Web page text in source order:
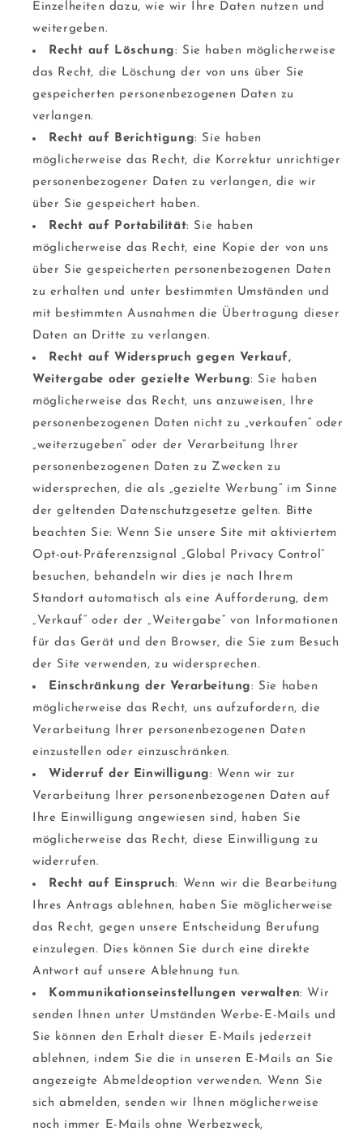
Einzelheiten dazu, wie wir Ihre Daten nutzen und
weitergeben.
Recht auf Löschung: Sie haben möglicherweise
das Recht, die Löschung der von uns über Sie
gespeicherten personenbezogenen Daten zu
verlangen.
Recht auf Berichtigung: Sie haben
möglicherweise das Recht, die Korrektur unrichtiger
personenbezogener Daten zu verlangen, die wir
über Sie gespeichert haben.
Recht auf Portabilität: Sie haben
möglicherweise das Recht, eine Kopie der von uns
über Sie gespeicherten personenbezogenen Daten
zu erhalten und unter bestimmten Umständen und
mit bestimmten Ausnahmen die Übertragung dieser
Daten an Dritte zu verlangen.
Recht auf Widerspruch gegen Verkauf,
Weitergabe oder gezielte Werbung: Sie haben
möglicherweise das Recht, uns anzuweisen, Ihre
personenbezogenen Daten nicht zu „verkaufen“ oder
„weiterzugeben“ oder der Verarbeitung Ihrer
personenbezogenen Daten zu Zwecken zu
widersprechen, die als „gezielte Werbung“ im Sinne
der geltenden Datenschutzgesetze gelten. Bitte
beachten Sie: Wenn Sie unsere Site mit aktiviertem
Opt-out-Präferenzsignal „Global Privacy Control“
besuchen, behandeln wir dies je nach Ihrem
Standort automatisch als eine Aufforderung, dem
„Verkauf“ oder der „Weitergabe“ von Informationen
für das Gerät und den Browser, die Sie zum Besuch
der Site verwenden, zu widersprechen.
Einschränkung der Verarbeitung: Sie haben
möglicherweise das Recht, uns aufzufordern, die
Verarbeitung Ihrer personenbezogenen Daten
einzustellen oder einzuschränken.
Widerruf der Einwilligung: Wenn wir zur
Verarbeitung Ihrer personenbezogenen Daten auf
Ihre Einwilligung angewiesen sind, haben Sie
möglicherweise das Recht, diese Einwilligung zu
widerrufen.
Recht auf Einspruch: Wenn wir die Bearbeitung
Ihres Antrags ablehnen, haben Sie möglicherweise
das Recht, gegen unsere Entscheidung Berufung
einzulegen. Dies können Sie durch eine direkte
Antwort auf unsere Ablehnung tun.
Kommunikationseinstellungen verwalten: Wir
senden Ihnen unter Umständen Werbe-E-Mails und
Sie können den Erhalt dieser E-Mails jederzeit
ablehnen, indem Sie die in unseren E-Mails an Sie
angezeigte Abmeldeoption verwenden. Wenn Sie
sich abmelden, senden wir Ihnen möglicherweise
noch immer E-Mails ohne Werbezweck,